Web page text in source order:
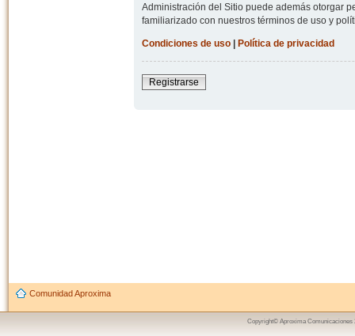
Administración del Sitio puede además otorgar
familiarizado con nuestros términos de uso y
Condiciones de uso| Política de privacidad
Registrarse
Comunidad Aproxima
Copyright© Aproxima Comunicaciones